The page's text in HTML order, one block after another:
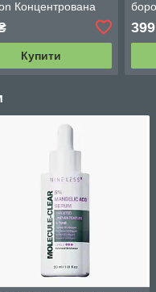
Концентрована
з вітаміном C
Купити
399